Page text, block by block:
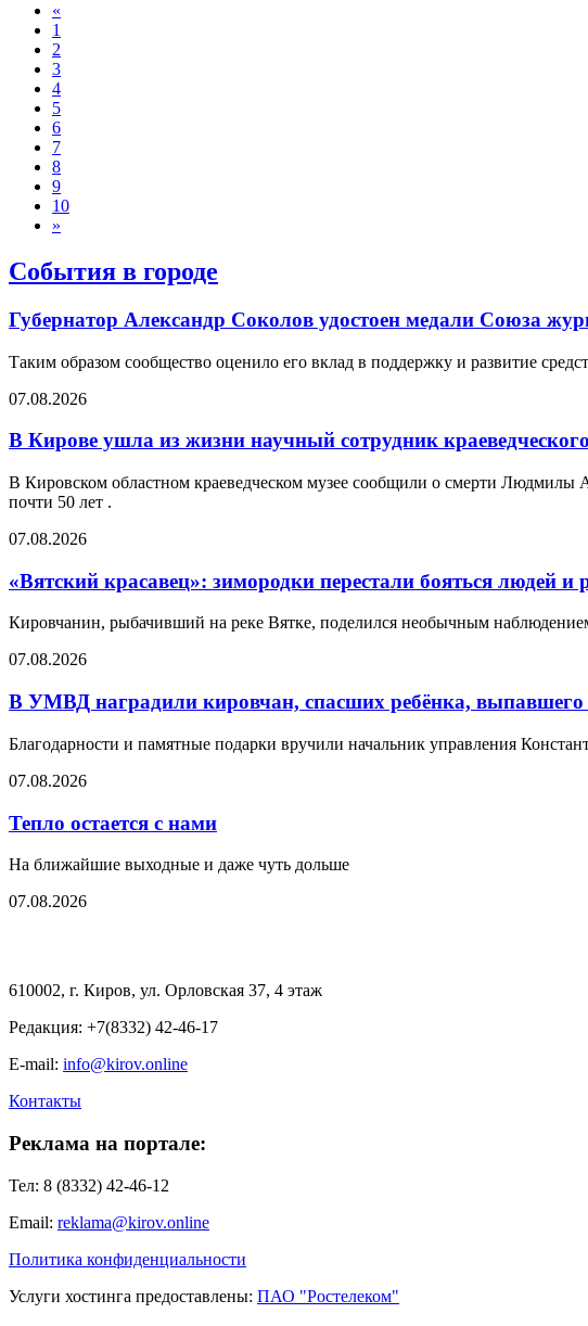
«
1
2
3
4
5
6
7
8
9
10
»
События в городе
Губернатор Александр Соколов удостоен медали Союза
Таким образом сообщество оценило его вклад в поддержку и развитие
07.08.2026
В Кирове ушла из жизни научный сотрудник
В Кировском областном краеведческом музее сообщили о смерти Людмилы
почти 50 лет .
07.08.2026
«Вятский красавец»: зимородки перестали бояться людей
Кировчанин, рыбачивший на реке Вятке, поделился необычным
07.08.2026
В УМВД наградили кировчан, спасших ребёнка,
Благодарности и памятные подарки вручили начальник управления
07.08.2026
Тепло остается с нами
На ближайшие выходные и даже чуть дольше
07.08.2026
610002, г. Киров, ул. Орловская 37, 4 этаж
Редакция: +7(8332) 42-46-17
E-mail: info@kirov.online
Контакты
Реклама на портале:
Тел: 8 (8332) 42-46-12
Email: reklama@kirov.online
Политика конфиденциальности
Услуги хостинга предоставлены: ПАО "Ростелеком"